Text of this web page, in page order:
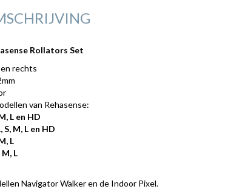
Rollators Set
rechts
van Rehasense:
L en HD
M, L en HD
L
L
Navigator Walker en de Indoor Pixel.